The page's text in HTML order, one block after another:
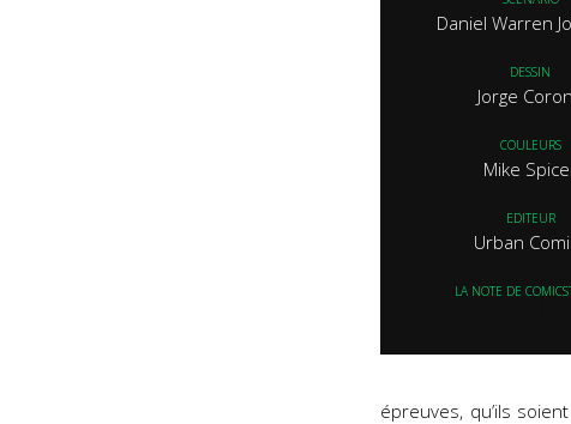
Daniel Warren
DESSIN
Jorge
COULEURS
Mike
EDITEUR
Urban
LA NOTE DE
épreuves, qu’ils